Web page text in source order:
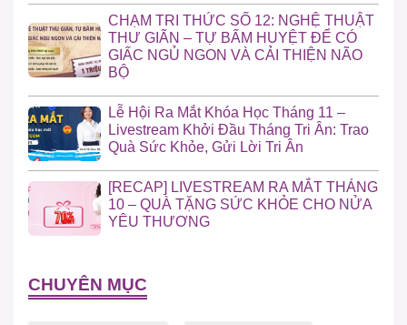
CHẠM TRI THỨC SỐ 12: NGHỆ THUẬT
THƯ GIÃN – TỰ BẤM HUYỆT ĐỂ CÓ
GIẤC NGỦ NGON VÀ CẢI THIỆN NÃO
BỘ
Lễ Hội Ra Mắt Khóa Học Tháng 11 –
Livestream Khởi Đầu Tháng Tri Ân: Trao
Quà Sức Khỏe, Gửi Lời Tri Ân
[RECAP] LIVESTREAM RA MẮT THÁNG
10 – QUÀ TẶNG SỨC KHỎE CHO NỬA
YÊU THƯƠNG
CHUYÊN MỤC